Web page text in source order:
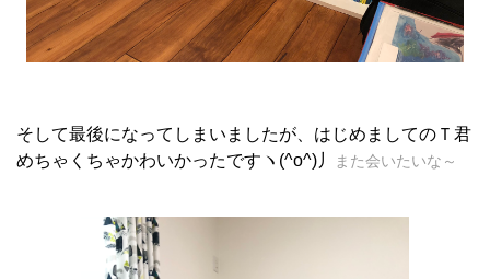
そして最後になってしまいましたが、はじめましてのＴ君
めちゃくちゃかわいかったですヽ(^o^)丿
また会いたいな～